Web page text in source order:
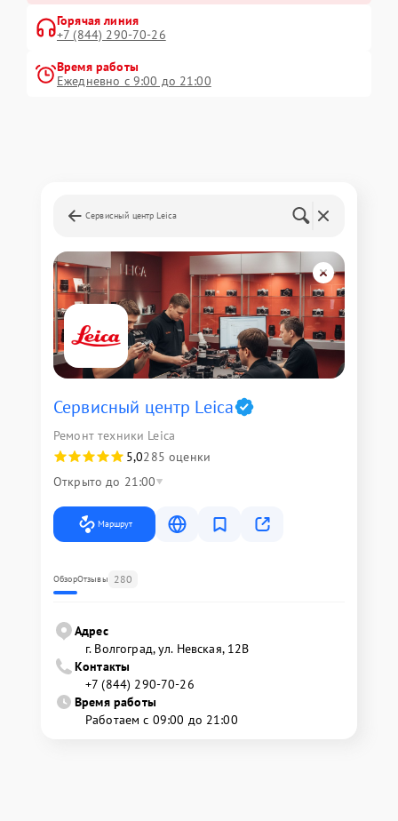
Горячая линия
+7 (844) 290-70-26
Время работы
Ежедневно с 9:00 до 21:00
Сервисный центр Leica
Сервисный центр Leica
Ремонт техники Leica
5,0285 оценки
Открыто до 21:00
Маршрут
ОбзорОтзывы 280
Адрес
г. Волгоград, ул. Невская, 12В
Контакты
+7 (844) 290-70-26
Время работы
Работаем с 09:00 до 21:00